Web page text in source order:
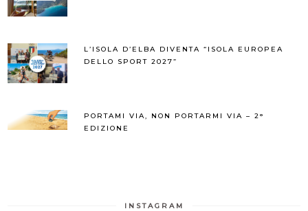
L’ISOLA D’ELBA DIVENTA “ISOLA EUROPEA
DELLO SPORT 2027”
PORTAMI VIA, NON PORTARMI VIA – 2°
EDIZIONE
INSTAGRAM